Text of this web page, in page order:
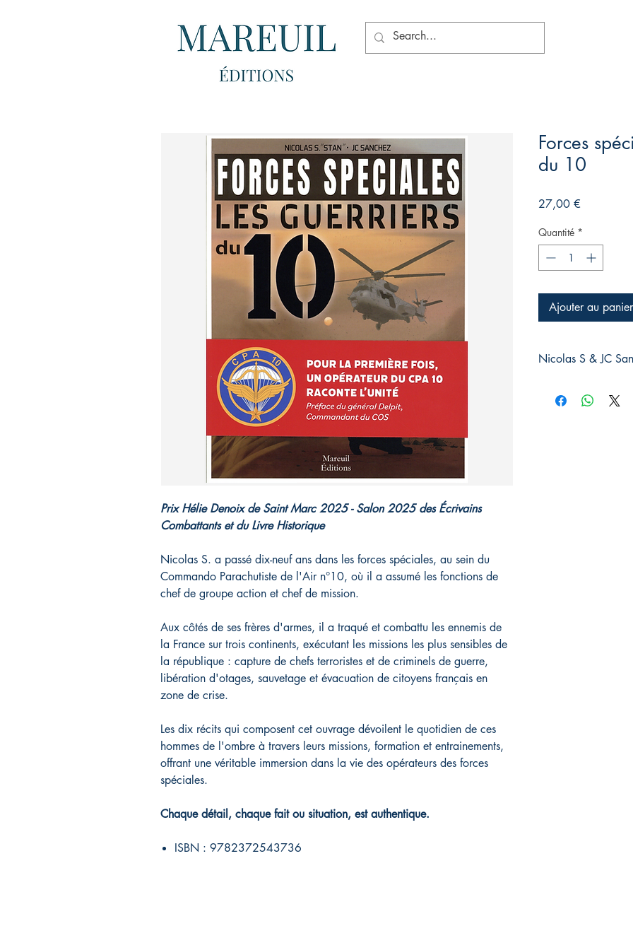
Prix Hélie Denoix de Saint Marc 2025 - Salon 2025 des Écrivains
Combattants et du Livre Historique
Nicolas S. a passé dix-neuf ans dans les forces spéciales, au sein du
Commando Parachutiste de l'Air n°10, où il a assumé les fonctions de
chef de groupe action et chef de mission.
Aux côtés de ses frères d'armes, il a traqué et combattu les ennemis de
la France sur trois continents, exécutant les missions les plus sensibles de
la république : capture de chefs terroristes et de criminels de guerre,
libération d'otages, sauvetage et évacuation de citoyens français en
zone de crise.
Les dix récits qui composent cet ouvrage dévoilent le quotidien de ces
hommes de l'ombre à travers leurs missions, formation et entrainements,
offrant une véritable immersion dans la vie des opérateurs des forces
spéciales.
Chaque détail, chaque fait ou situation, est authentique.
ISBN : 9782372543736
Forces
du 10
27,00 €
Quantité *
Ajouter au panier
Nicolas S & JC